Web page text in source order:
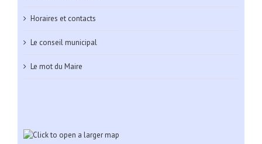
Horaires et contacts
Le conseil municipal
Le mot du Maire